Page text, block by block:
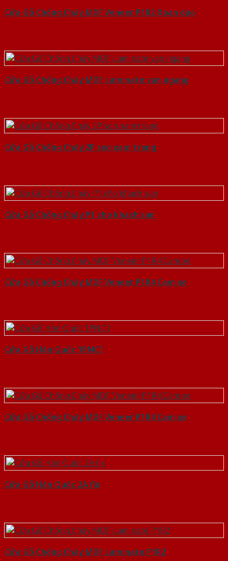
Cửa Gỗ Chống Cháy MDF Veneer P1R2 Xoan dao
Cửa Gỗ Chống Cháy MDF Laminate van ngang
Cửa Gỗ Chống Cháy 2P son xam trang
Cửa Gỗ Chống Cháy P1 cho khach san
Cửa Gỗ Chống Cháy MDF Veneer P1R4 Cam xe
Cửa Gỗ Hàn Quốc 1PNC1
Cửa Gỗ Chống Cháy MDF Veneer P1R4 Cam xe
Cửa Gỗ Hàn Quốc 2A fix
Cửa Gỗ Chống Cháy MDF Laminate P1R2